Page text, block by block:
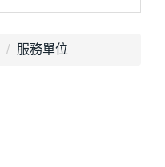
服務單位